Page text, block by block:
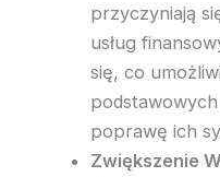
przyczyniają
usług
się, co
poprawę ich
Zwiększenie